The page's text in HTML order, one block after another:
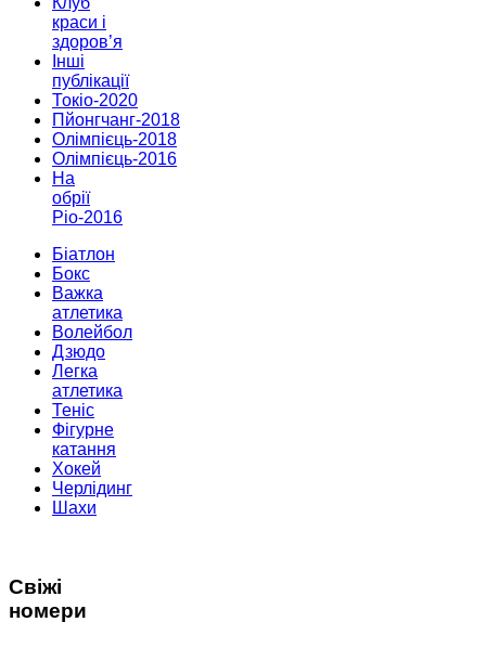
краси і
здоров’я
Інші
публікації
Токіо-2020
Пйонгчанг-2018
Олімпієць-2018
Олімпієць-2016
На
обрії
Ріо-2016
Біатлон
Бокс
Важка
атлетика
Волейбол
Дзюдо
Легка
атлетика
Теніс
Фігурне
катання
Хокей
Черлідинг
Шахи
Свіжі
номери